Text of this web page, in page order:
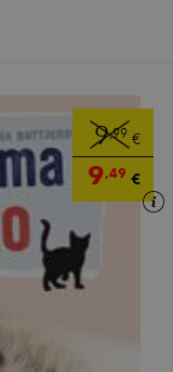
9,99 €
9,49 €